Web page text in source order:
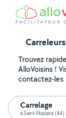
Trouvez
AlloVoisins !
contactez-les
Carrelage
à Saint-Nazaire (44)